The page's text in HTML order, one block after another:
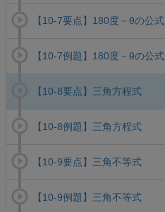
【10-7要点】180度－θの公式
【10-7例題】180度－θの公式
【10-8要点】三角方程式
【10-8例題】三角方程式
【10-9要点】三角不等式
【10-9例題】三角不等式